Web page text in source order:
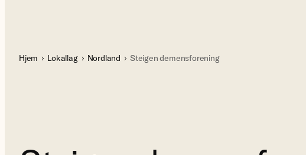
Hjem Lokallag Nordland Steigen demensforening